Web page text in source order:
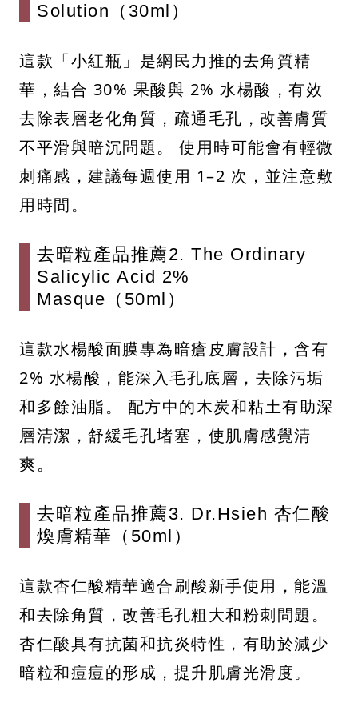
Solution（30ml）
這款「小紅瓶」是網民力推的去角質精
華，結合 30% 果酸與 2% 水楊酸，有效
去除表層老化角質，疏通毛孔，改善膚質
不平滑與暗沉問題。 使用時可能會有輕微
刺痛感，建議每週使用 1–2 次，並注意敷
用時間。
去暗粒產品推薦2. The Ordinary
Salicylic Acid 2%
Masque（50ml）
這款水楊酸面膜專為暗瘡皮膚設計，含有
2% 水楊酸，能深入毛孔底層，去除污垢
和多餘油脂。 配方中的木炭和粘土有助深
層清潔，舒緩毛孔堵塞，使肌膚感覺清
爽。
去暗粒產品推薦3. Dr.Hsieh 杏仁酸
煥膚精華（50ml）
這款杏仁酸精華適合刷酸新手使用，能溫
和去除角質，改善毛孔粗大和粉刺問題。
杏仁酸具有抗菌和抗炎特性，有助於減少
暗粒和痘痘的形成，提升肌膚光滑度。​